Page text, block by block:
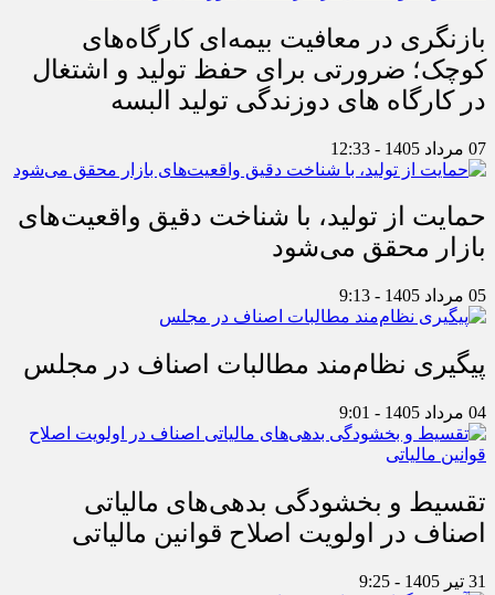
بازنگری در معافیت بیمه‌ای کارگاه‌های
کوچک؛ ضرورتی برای حفظ تولید و اشتغال
در کارگاه های دوزندگی تولید البسه
07 مرداد 1405 - 12:33
حمایت از تولید، با شناخت دقیق واقعیت‌های
بازار محقق می‌شود
05 مرداد 1405 - 9:13
پیگیری نظام‌مند مطالبات اصناف در مجلس
04 مرداد 1405 - 9:01
تقسیط و بخشودگی بدهی‌های مالیاتی
اصناف در اولویت اصلاح قوانین مالیاتی
31 تیر 1405 - 9:25